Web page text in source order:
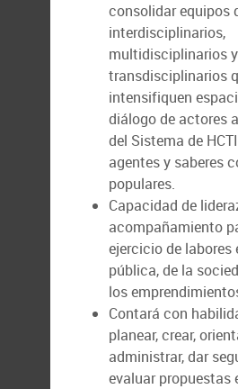
consolidar equipos
interdisciplinarios,
multidisciplinarios y
transdisciplinarios
intensifiquen
diálogo de actores
del Sistema de
agentes y saberes
populares.
Capacidad de
acompañamiento
ejercicio de labores
pública, de la
los
Contará con
planear, crear,
administrar, dar
evaluar propuestas